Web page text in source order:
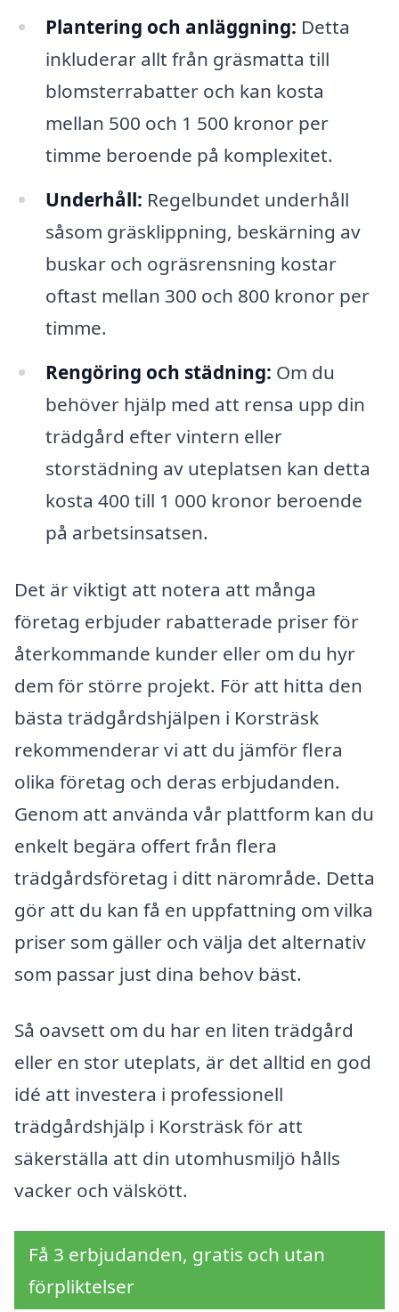
Plantering och anläggning: Detta
inkluderar allt från gräsmatta till
blomsterrabatter och kan kosta
mellan 500 och 1 500 kronor per
timme beroende på komplexitet.
Underhåll: Regelbundet underhåll
såsom gräsklippning, beskärning av
buskar och ogräsrensning kostar
oftast mellan 300 och 800 kronor per
timme.
Rengöring och städning: Om du
behöver hjälp med att rensa upp din
trädgård efter vintern eller
storstädning av uteplatsen kan detta
kosta 400 till 1 000 kronor beroende
på arbetsinsatsen.
Det är viktigt att notera att många
företag erbjuder rabatterade priser för
återkommande kunder eller om du hyr
dem för större projekt. För att hitta den
bästa trädgårdshjälpen i Korsträsk
rekommenderar vi att du jämför flera
olika företag och deras erbjudanden.
Genom att använda vår plattform kan du
enkelt begära offert från flera
trädgårdsföretag i ditt närområde. Detta
gör att du kan få en uppfattning om vilka
priser som gäller och välja det alternativ
som passar just dina behov bäst.
Så oavsett om du har en liten trädgård
eller en stor uteplats, är det alltid en god
idé att investera i professionell
trädgårdshjälp i Korsträsk för att
säkerställa att din utomhusmiljö hålls
vacker och välskött.
Få 3 erbjudanden, gratis och utan
förpliktelser